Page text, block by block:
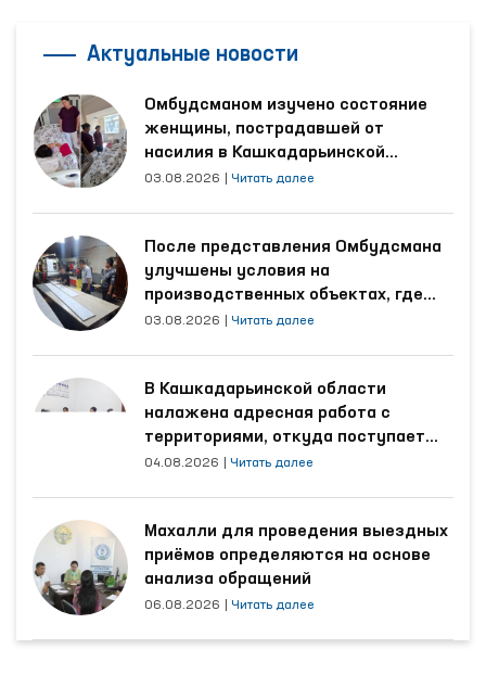
Актуальные новости
Омбудсманом изучено состояние
женщины, пострадавшей от
насилия в Кашкадарьинской
области
03.08.2026 Читать далее
После представления Омбудсмана
улучшены условия на
производственных объектах, где
трудятся осуждённые
03.08.2026 Читать далее
В Кашкадарьинской области
налажена адресная работа с
территориями, откуда поступает
наибольшее количество обращений
04.08.2026 Читать далее
Махалли для проведения выездных
приёмов определяются на основе
анализа обращений
06.08.2026 Читать далее